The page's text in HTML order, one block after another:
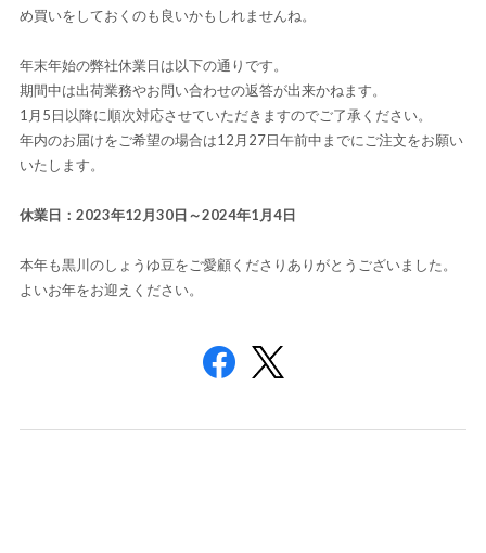
め買いをしておくのも良いかもしれませんね。
年末年始の弊社休業日は以下の通りです。
期間中は出荷業務やお問い合わせの返答が出来かねます。
1月5日以降に順次対応させていただきますのでご了承ください。
年内のお届けをご希望の場合は12月27日午前中までにご注文をお願い
いたします。
休業日：2023年12月30日～2024年1月4日
本年も黒川のしょうゆ豆をご愛顧くださりありがとうございました。
よいお年をお迎えください。